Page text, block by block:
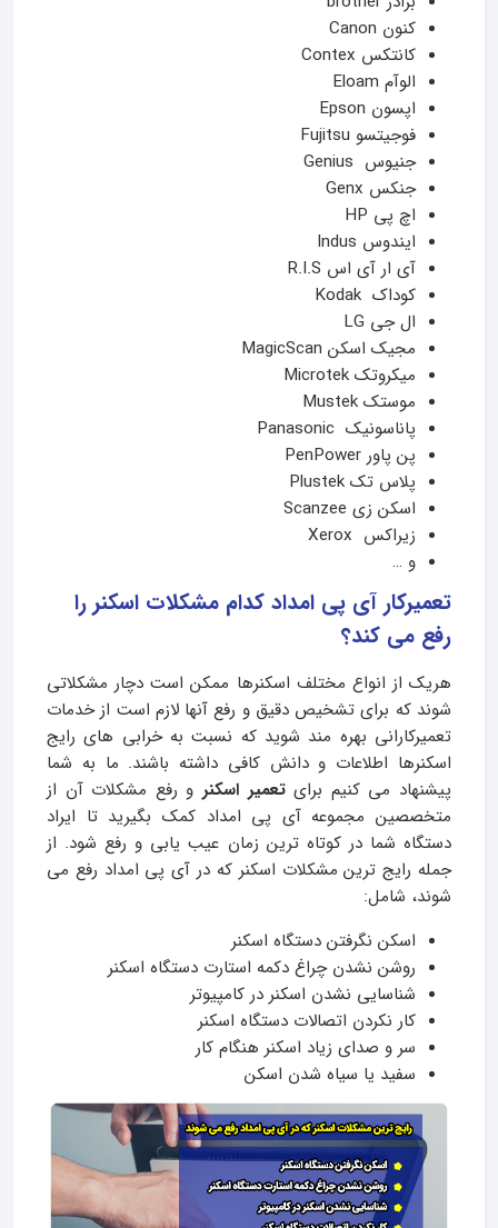
کنون Canon
کانتکس Contex
الوآم Eloam
اپسون Epson
فوجیتسو Fujitsu
جنیوس Genius
جنکس Genx
اچ پی HP
ایندوس Indus
آی ار آی اس R.I.S
کوداک Kodak
ال جی LG
مجیک اسکن MagicScan
میکروتک Microtek
موستک Mustek
پاناسونیک Panasonic
پن پاور PenPower
پلاس تک Plustek
اسکن زی Scanzee
زیراکس Xerox
و …
تعمیرکار آی پی امداد کدام مشکلات اسکنر را
رفع می کند؟
هریک از انواع مختلف اسکنرها ممکن است دچار مشکلاتی
شوند که برای تشخیص دقیق و رفع آنها لازم است از خدمات
تعمیرکارانی بهره مند شوید که نسبت به خرابی های رایج
اسکنرها اطلاعات و دانش کافی داشته باشند. ما به شما
پیشنهاد می کنیم برایتعمیر اسکنر و رفع مشکلات آن از
متخصصین مجموعه آی پی امداد کمک بگیرید تا ایراد
دستگاه شما در کوتاه ترین زمان عیب یابی و رفع شود. از
جمله رایج ترین مشکلات اسکنر که در آی پی امداد رفع می
شوند، شامل:
اسکن نگرفتن دستگاه اسکنر
روشن نشدن چراغ دکمه استارت دستگاه اسکنر
شناسایی نشدن اسکنر در کامپیوتر
کار نکردن اتصالات دستگاه اسکنر
سر و صدای زیاد اسکنر هنگام کار
سفید یا سیاه شدن اسکن